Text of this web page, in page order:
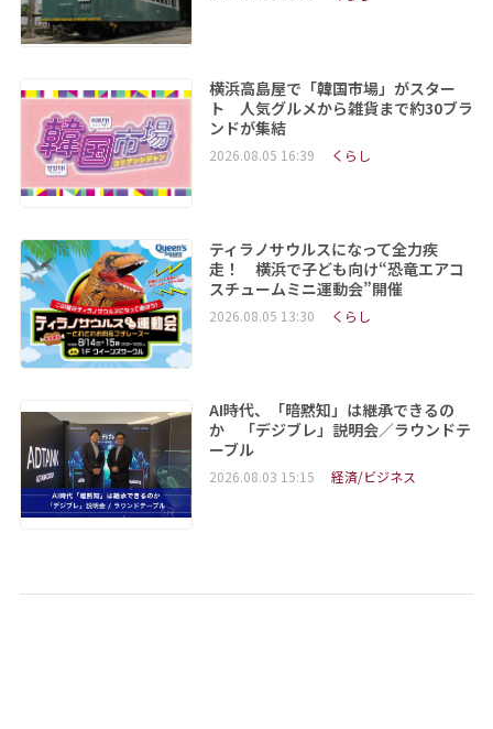
横浜高島屋で「韓国市場」がスター
ト 人気グルメから雑貨まで約30ブラ
ンドが集結
2026.08.05 16:39 くらし
ティラノサウルスになって全力疾
走！ 横浜で子ども向け“恐竜エアコ
スチュームミニ運動会”開催
2026.08.05 13:30 くらし
AI時代、「暗黙知」は継承できるの
か 「デジブレ」説明会／ラウンドテ
ーブル
2026.08.03 15:15 経済/ビジネス